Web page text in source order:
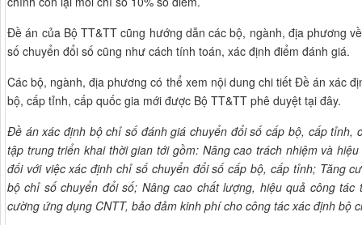
Đề án của Bộ TT&TT cũng hướng dẫn các bộ, ngành, địa phương
số chuyển đổi số cũng như cách tính toán, xác định điểm đánh giá.
Các bộ, ngành, địa phương có thể xem nội dung chi tiết Đề án xác
bộ, cấp tỉnh, cấp quốc gia mới được Bộ TT&TT phê duyệt tại đây.
Đề án xác định bộ chỉ số đánh giá chuyển đổi số cấp bộ, cấp tỉnh,
tập trung triển khai thời gian tới gồm: Nâng cao trách nhiệm và
đối với việc xác định chỉ số chuyển đổi số cấp bộ, cấp tỉnh; Tăng
bộ chỉ số chuyển đổi số; Nâng cao chất lượng, hiệu quả công
cường ứng dụng CNTT, bảo đảm kinh phí cho công tác xác định bộ